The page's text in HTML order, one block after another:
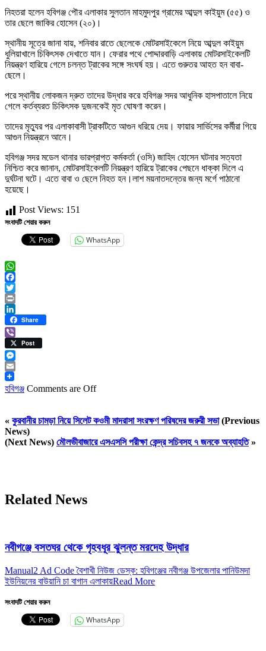
নিহতরা হলেন হবিগঞ্জ পৌর এলাকার সুলতান মাহমুদপুর গ্রামের আব্দুল কাইয়ুম (৫৫) ও
তার ছেলে জাকির হোসেন (২০)।
স্থানীয় সূত্রে জানা যায়, শনিবার রাতে ছেলেকে মোটরসাইকেলে নিয়ে আব্দুল কাইয়ুম
ধুলিয়াখালে চিকিৎসক দেখাতে যান। ফেরার পথে পোদ্দারবাড়ি এলাকায় মোটরসাইকেলটি
নিয়ন্ত্রণ হারিয়ে গেলে চলন্ত ট্রাকের সঙ্গে সংঘর্ষ হয়। এতে গুরুতর আহত হন বাবা-
ছেলে।
পরে স্থানীয় লোকজন দ্রুত তাদের উদ্ধার করে হবিগঞ্জ সদর আধুনিক হাসপাতালে নিয়ে
গেলে কর্তব্যরত চিকিৎসক দুজনকেই মৃত ঘোষণা করেন।
তাদের মৃত্যুর পর এলাকাবাসী ট্রাকটিতে আগুন ধরিয়ে দেয়। ফায়ার সার্ভিসের কর্মীরা গিয়ে
আগুন নিয়ন্ত্রনে আনে।
হবিগঞ্জ সদর মডেল থানার ভারপ্রাপ্ত কর্মকর্তা (ওসি) জাহিদ হোসেন ঘটনার সত্যতা
নিশ্চিত করে জানান, মোটরসাইকেলটি নিয়ন্ত্রণ হারিয়ে ট্রাকের পেছনে ধাক্কা দিলে এ
দুর্ঘটনা ঘটে। এতে বাবা ও ছেলে নিহত হন।লাশ ময়নাতদন্তের জন্য মর্গে পাঠানো
হয়েছে।
Post Views: 151
সংবাদটি শেয়ার করুন
WhatsApp
WhatsApp
Facebook
Twitter
Print
LinkedIn
Share
ViberPost
Messenger
Email
হবিগঞ্জ Comments are Off
« কুরবানীর চামড়া নিয়ে সিলেট কওমী মাদরাসা সংরক্ষণ পরিষদের জরুরী সভা(Previous
News)
(Next News) মৌলভীবাজারে এসএসসি পরীক্ষা কেন্দ্র সচিবসহ ৭ জনকে অব্যাহতি»
Related News
নবীগঞ্জে বসতঘর থেকে গৃহবধূর ঝুলন্ত মরদেহ উদ্ধার
Manual2 Ad Code বৈশাখী নিউজ ডেস্ক: হবিগঞ্জের নবীগঞ্জ উপজেলার পানিউমদা
ইউনিয়নের বাউয়ানি চা বাগান এলাকায়Read More
সংবাদটি শেয়ার করুন
WhatsApp